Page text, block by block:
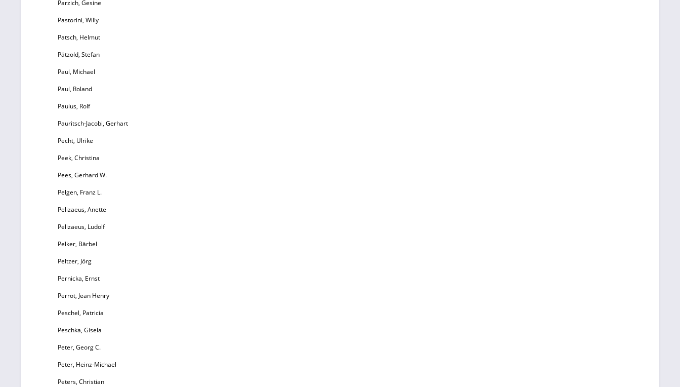
Parzich, Gesine
Pastorini, Willy
Patsch, Helmut
Pätzold, Stefan
Paul, Michael
Paul, Roland
Paulus, Rolf
Pauritsch-Jacobi, Gerhart
Pecht, Ulrike
Peek, Christina
Pees, Gerhard W.
Pelgen, Franz L.
Pelizaeus, Anette
Pelizaeus, Ludolf
Pelker, Bärbel
Peltzer, Jörg
Pernicka, Ernst
Perrot, Jean Henry
Peschel, Patricia
Peschka, Gisela
Peter, Georg C.
Peter, Heinz-Michael
Peters, Christian